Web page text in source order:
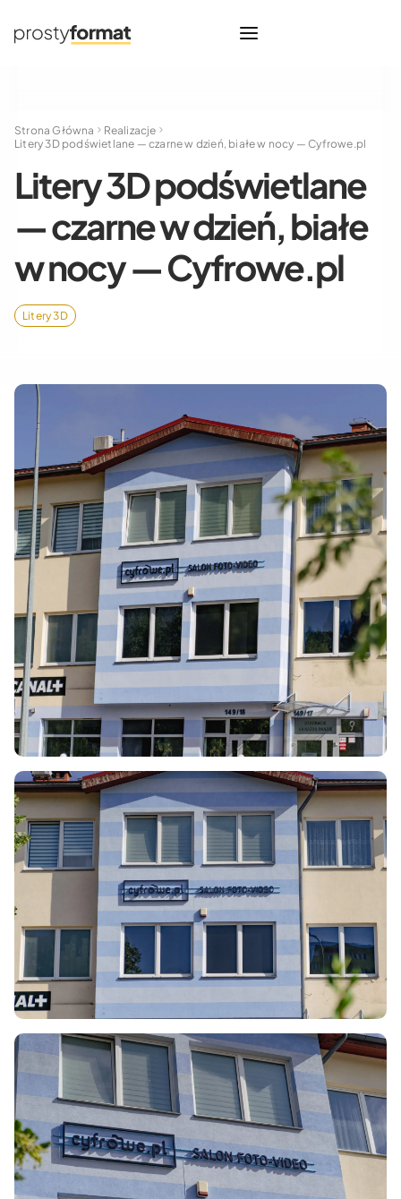
Strona Główna
Realizacje
Litery 3D podświetlane — czarne w dzień, białe w nocy — Cyfrowe.pl
Litery 3D podświetlane
— czarne w dzień, białe
w nocy — Cyfrowe.pl
Litery 3D